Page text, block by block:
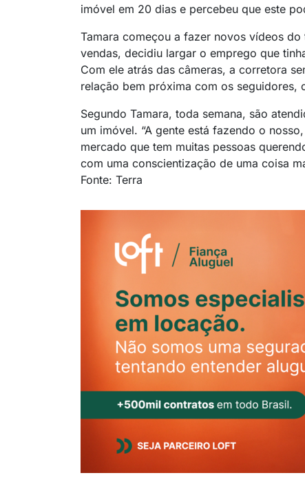
imóvel em 20 dias e percebeu que este
Tamara começou a fazer novos vídeos
vendas, decidiu largar o emprego que
Com ele atrás das câmeras, a corretora
relação bem próxima com os seguidores,
Segundo Tamara, toda semana, são
um imóvel. “A gente está fazendo o
mercado que tem muitas pessoas
com uma conscientização de uma coisa
Fonte: Terra